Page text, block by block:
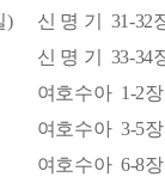
) 신 명 기 31-32
신 명 기 33-34
여호수아 1-2장
여호수아 3-5장
여호수아 6-8장